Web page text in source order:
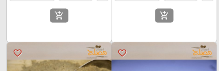
add_shopping_cart
add_shopping_cart
favorite_border
favorite_border